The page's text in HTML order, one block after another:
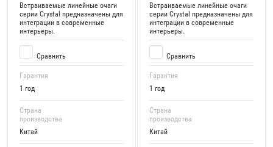
Встраиваемые линейные очаги
серии Crystal предназначены для
интеграции в современные
интерьеры.
Сравнить
Гарантия
1 год
Страна
производства
Китай
Встраиваемые линейные очаги
серии Crystal предназначены для
интеграции в современные
интерьеры.
Сравнить
Гарантия
1 год
Страна
производства
Китай